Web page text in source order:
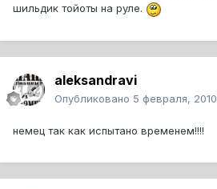
шильдик тойоты на руле.
aleksandravi
Опубликовано 5 февраля, 2010
немец так как испытано временем!!!!